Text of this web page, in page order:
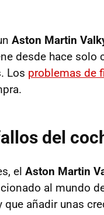
Aston Martin
desde hace
Los problemas de
del
el Aston Martin
al mundo
que añadir unas